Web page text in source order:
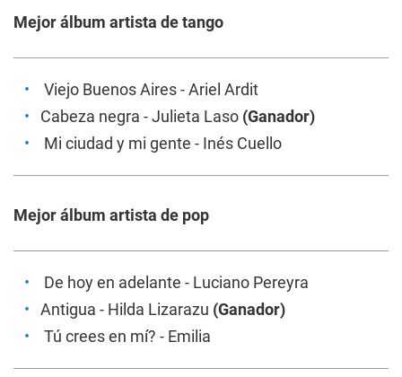
Mejor álbum artista de tango
Viejo Buenos Aires- Ariel Ardit
Cabeza negra - Julieta Laso (Ganador)
Mi ciudad y mi gente - Inés Cuello
Mejor álbum artista de pop
De hoy en adelante - Luciano Pereyra
Antigua - Hilda Lizarazu (Ganador)
Tú crees en mí? - Emilia